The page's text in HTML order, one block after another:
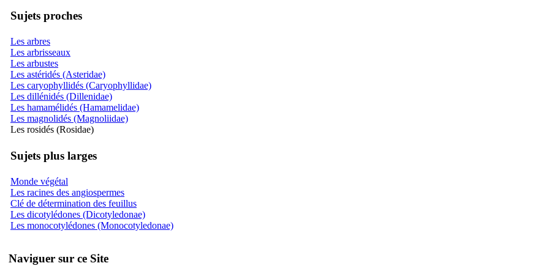
Sujets proches
Les arbres
Les arbrisseaux
Les arbustes
Les astéridés (Asteridae)
Les caryophyllidés (Caryophyllidae)
Les dillénidés (Dillenidae)
Les hamamélidés (Hamamelidae)
Les magnolidés (Magnoliidae)
Les rosidés (Rosidae)
Sujets plus larges
Monde végétal
Les racines des angiospermes
Clé de détermination des feuillus
Les dicotylédones (Dicotyledonae)
Les monocotylédones (Monocotyledonae)
Naviguer sur ce Site